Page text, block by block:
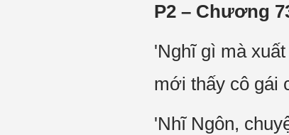
P2 – Chương
'Nghĩ gì mà
mới thấy cô gái
'Nhĩ Ngôn,